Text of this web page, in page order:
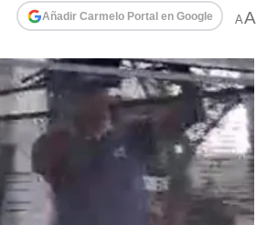
Añadir Carmelo Portal en Google AA